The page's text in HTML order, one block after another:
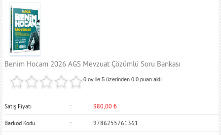
Benim Hocam 2026 AGS Mevzuat Çözümlü Soru Bankası
0 oy ile 5 üzerinden0.0 puan aldı
Satış Fiyatı 380,00 ₺
Barkod Kodu 9786255761361